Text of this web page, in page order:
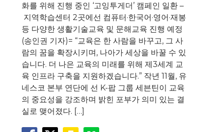
화를 위해 진행 중인 ‘고잉투게더’ 캠페인 일환 –
지역학습센터 2곳에선 컴퓨터·한국어·영어·재봉
등 다양한 생활기술교육 및 문해교육 진행 예정
(송인권 기자)= “교육은 한 사람을 바꾸고, 그 사
람의 꿈을 확장시키며, 나아가 세상을 바꿀 수 있
습니다. 더 나은 교육의 미래를 위해 제3세계 교
육 인프라 구축을 지원하겠습니다.” 작년 11월, 유
네스코 본부 연단에 선 K-팝 그룹 세븐틴이 교육
의 중요성을 강조하며 밝힌 포부가 의미 있는 결
실로 맺어졌다. […]